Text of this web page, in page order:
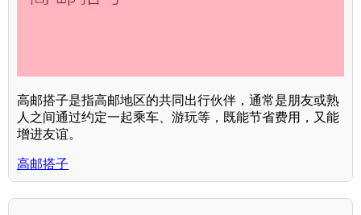
高邮搭子是指高邮地区的共同出行伙伴，通常是朋友或熟
人之间通过约定一起乘车、游玩等，既能节省费用，又能
增进友谊。
高邮搭子